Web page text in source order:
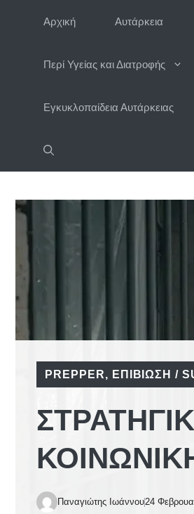
Αρχική Αυτάρκεια
Περί Υγείας και Διατροφής
Εγκυκλοπαίδεια Αυτάρκειας
PREPPER, ΕΠΙΒΊΩΣΗ /
Παναγιώτης Ιωάννου24